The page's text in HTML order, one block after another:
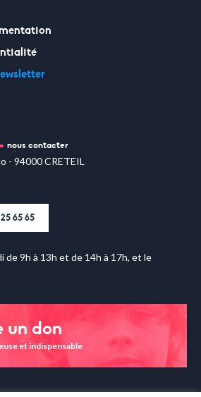
nous contacter
- 94000 CRETEIL
65 65
de 9h à 13h et de 14h à 17h, et le
un don
et indispensable